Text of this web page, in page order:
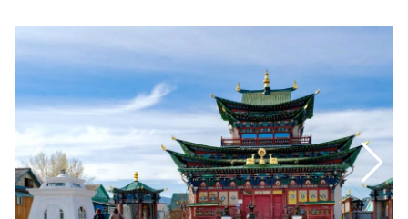
Кино
Афиша
Книги
Выставки
Пресс-
релизы